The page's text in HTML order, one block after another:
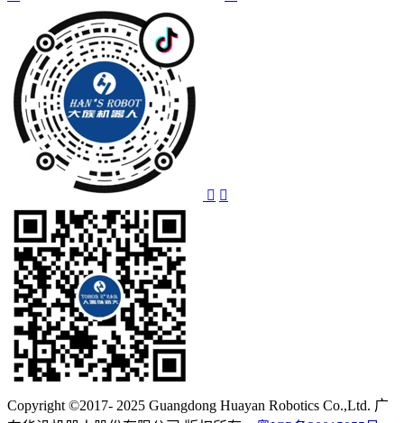
Copyright ©2017- 2025 Guangdong Huayan Robotics Co.,Ltd. 广